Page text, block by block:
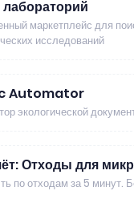
маркетплейс для
исследований
Automator
экологической
Отходы для
по отходам за 5 минут.